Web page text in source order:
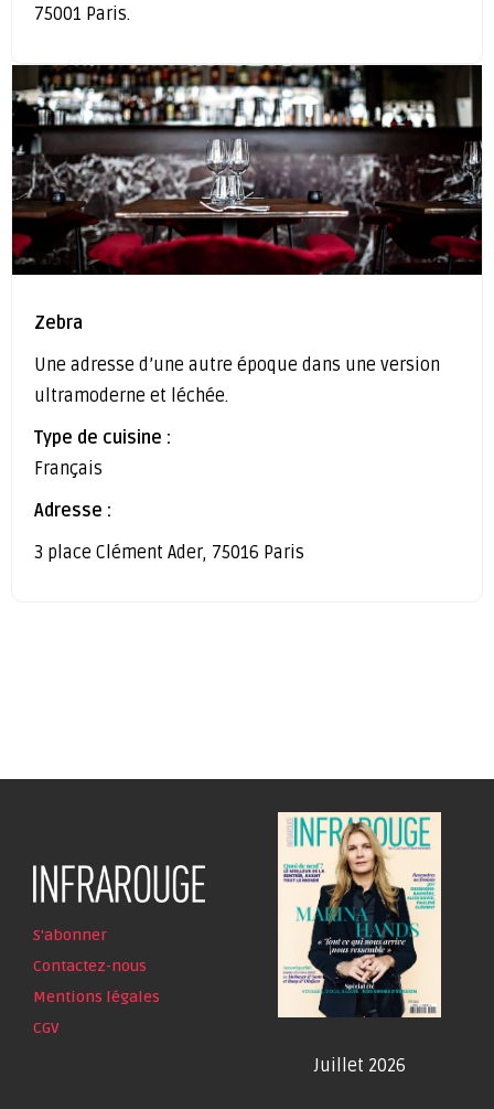
75001 Paris.
Zebra
Une adresse d’une autre époque dans une version
ultramoderne et léchée.
Type de cuisine :
Français
Adresse :
3 place Clément Ader, 75016 Paris
S'abonner
Contactez-nous
Mentions légales
CGV
Juillet 2026